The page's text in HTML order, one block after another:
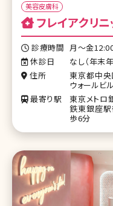
美容皮膚科
フレイアクリ
診療時間 月〜金
休診日
なし（年末
住所
東京都中
ウォールビ
最寄り駅
東京メトロ
鉄東銀座駅
歩6分